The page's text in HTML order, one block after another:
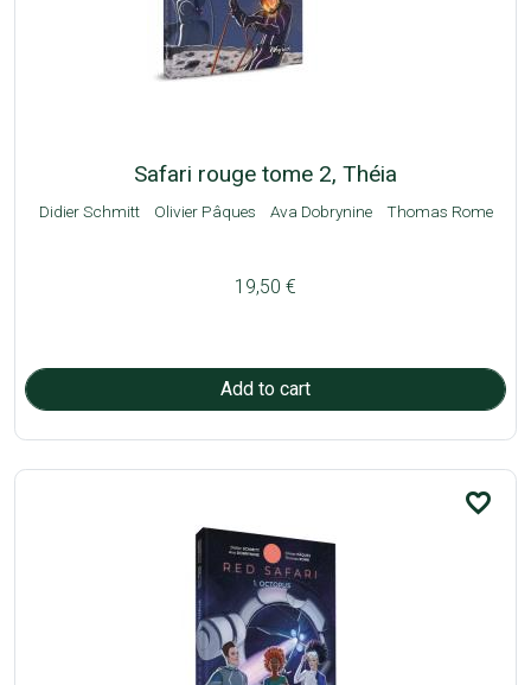
Safari rouge tome 2, Théia
Didier Schmitt Olivier Pâques Ava Dobrynine Thomas Rome
19,50 €
favorite_border